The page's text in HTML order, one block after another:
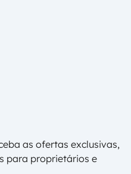
as ofertas exclusivas,
para proprietários e